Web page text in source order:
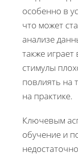
особенно в
что может
анализе
также
стимулы
повлиять на
на практике.
Ключевым
обучение и